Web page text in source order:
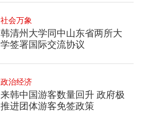
社会万象
韩清州大学同中山东省两所大
学签署国际交流协议
政治经济
来韩中国游客数量回升 政府极
推进团体游客免签政策